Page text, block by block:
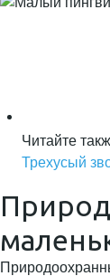
Читайте
Трехусый